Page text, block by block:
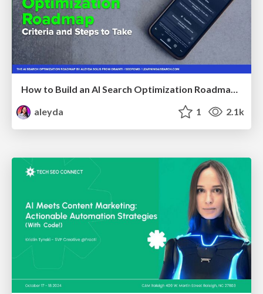
How to Build an AI Search Optimization Roadmap - Criteria and Steps to Take #SEOIRL
aleyda
1 2.1k